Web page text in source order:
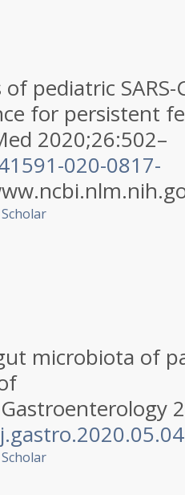
pediatric
for persistent
2020;26:502–
020-0817-
microbiota of
Gastroenterology